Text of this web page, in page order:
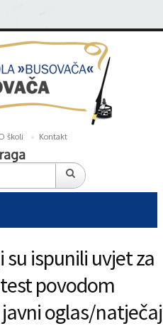
školi Kontakt
ispunili uvjet za
povodom
oglas/natječaj